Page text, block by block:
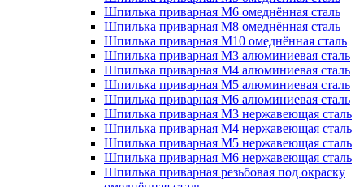
Шпилька приварная М6 омеднённая сталь
Шпилька приварная М8 омеднённая сталь
Шпилька приварная М10 омеднённая сталь
Шпилька приварная М3 алюминиевая сталь
Шпилька приварная М4 алюминиевая сталь
Шпилька приварная М5 алюминиевая сталь
Шпилька приварная М6 алюминиевая сталь
Шпилька приварная М3 нержавеющая сталь
Шпилька приварная М4 нержавеющая сталь
Шпилька приварная М5 нержавеющая сталь
Шпилька приварная М6 нержавеющая сталь
Шпилька приварная резьбовая под окраску